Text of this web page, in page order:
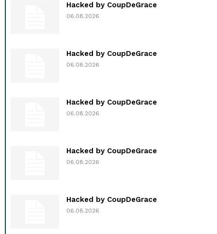
Hacked by CoupDeGrace
06.08.2026
Hacked by CoupDeGrace
06.08.2026
Hacked by CoupDeGrace
06.08.2026
Hacked by CoupDeGrace
06.08.2026
Hacked by CoupDeGrace
06.08.2026